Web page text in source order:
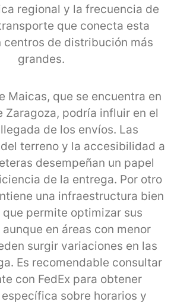
regional y la frecuencia de
que conecta esta
centros de distribución más
grandes.
Maicas, que se encuentra en
Zaragoza, podría influir en el
de los envíos. Las
terreno y la accesibilidad a
desempeñan un papel
de la entrega. Por otro
una infraestructura bien
permite optimizar sus
en áreas con menor
surgir variaciones en las
Es recomendable consultar
con FedEx para obtener
sobre horarios y